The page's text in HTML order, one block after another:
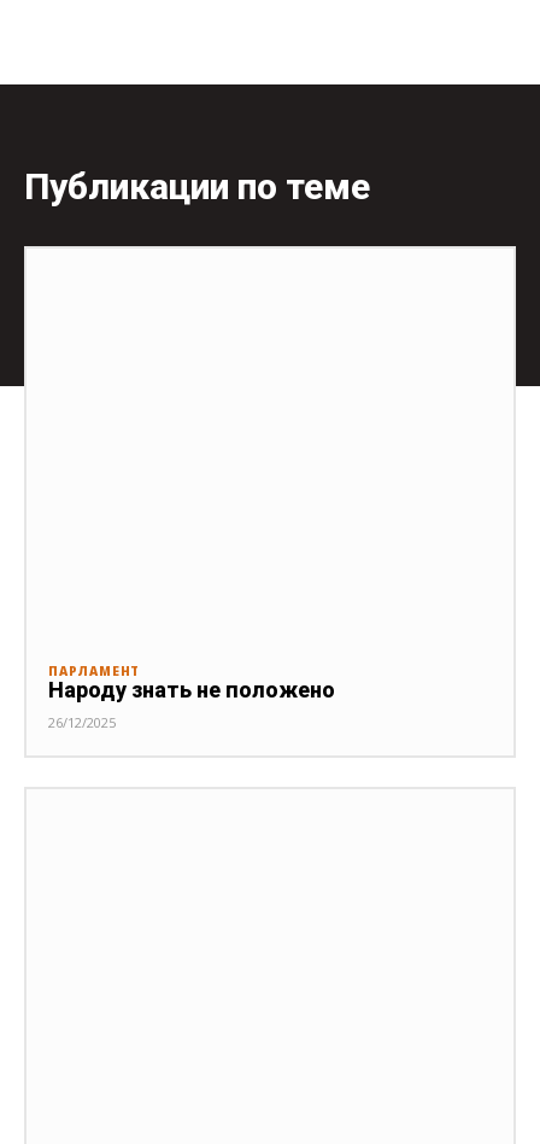
Публикации по теме
ПАРЛАМЕНТ
Народу знать не положено
26/12/2025